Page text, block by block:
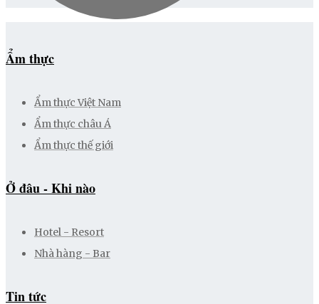
Ẩm thực
Ẩm thực Việt Nam
Ẩm thực châu Á
Ẩm thực thế giới
Ở đâu - Khi nào
Hotel - Resort
Nhà hàng - Bar
Tin tức